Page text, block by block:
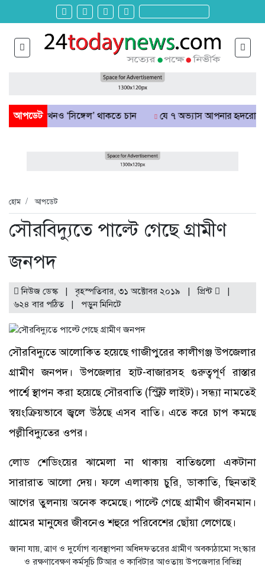
আপডেট
‘সিঙ্গেল’ থাকতে চান যে ৭ অভ্যাস আপনার হৃদরোগের ঝুঁকি
হোম আপডেট
সৌরবিদ্যুতে পাল্টে গেছে গ্রামীণ
জনপদ
নিউজ ডেস্ক | বৃহস্পতিবার, ৩১ অক্টোবর ২০১৯ |প্রিন্ট
|
৬২৪ বার পঠিত
| পড়ুনমিনিটে
সৌরবিদ্যুতে আলোকিত হয়েছে গাজীপুরের কালীগঞ্জ উপজেলার
গ্রামীণ জনপদ। উপজেলার হাট-বাজারসহ গুরুত্বপূর্ণ রাস্তার
পার্শ্বে স্থাপন করা হয়েছে সৌরবাতি (স্ট্রিট লাইট)। সন্ধ্যা নামতেই
স্বয়ংক্রিয়ভাবে জ্বলে উঠছে এসব বাতি। এতে করে চাপ কমছে
পল্লীবিদ্যুতের ওপর।
লোড শেডিংয়ের ঝামেলা না থাকায় বাতিগুলো একটানা
সারারাত আলো দেয়। ফলে এলাকায় চুরি, ডাকাতি, ছিনতাই
আগের তুলনায় অনেক কমেছে। পাল্টে গেছে গ্রামীণ জীবনমান।
গ্রামের মানুষের জীবনেও শহুরে পরিবেশের ছোঁয়া লেগেছে।
জানা যায়, ত্রাণ ও দুর্যোগ ব্যবস্থাপনা অধিদফতরের গ্রামীণ অবকাঠামো সংস্কার
ও রক্ষণাবেক্ষণ কর্মসূচি টিআর ও কাবিটার আওতায় উপজেলার বিভিন্ন